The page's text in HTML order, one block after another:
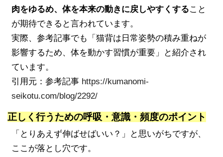
肉をゆるめ、体を本来の動きに戻しやすくすること
が期待できると言われています。
実際、参考記事でも「猫背は日常姿勢の積み重ねが
影響するため、体を動かす習慣が重要」と紹介され
ています。
引用元：参考記事 https://kumanomi-
seikotu.com/blog/2292/
正しく行うための呼吸・意識・頻度のポイント
「とりあえず伸ばせばいい？」と思いがちですが、
ここが落とし穴です。